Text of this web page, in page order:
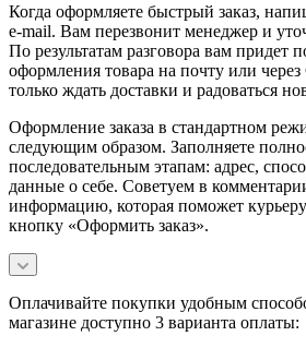
Когда оформляете быстрый заказ,
e-mail. Вам перезвонит менеджер и
По результатам разговора вам придет
оформления товара на почту или
только ждать доставки и радоваться
Оформление заказа в стандартном
следующим образом. Заполняете
последовательным этапам: адрес,
данные о себе. Советуем в
информацию, которая поможет
кнопку «Оформить заказ».
Оплачивайте покупки удобным
магазине доступно 3 варианта оплаты: